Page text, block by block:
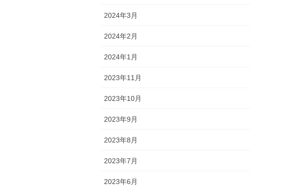
2024年3月
2024年2月
2024年1月
2023年11月
2023年10月
2023年9月
2023年8月
2023年7月
2023年6月